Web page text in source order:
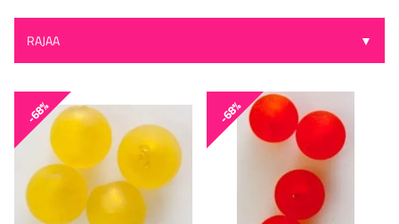
RAJAA ▼
-68% -68%